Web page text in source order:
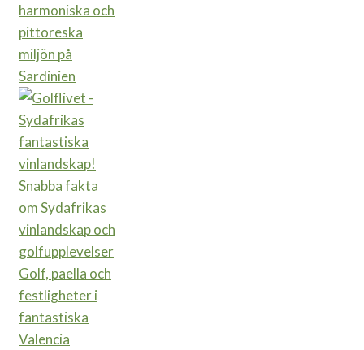
harmoniska och
pittoreska
miljön på
Sardinien
Snabba fakta
om Sydafrikas
vinlandskap och
golfupplevelser
Golf, paella och
festligheter i
fantastiska
Valencia